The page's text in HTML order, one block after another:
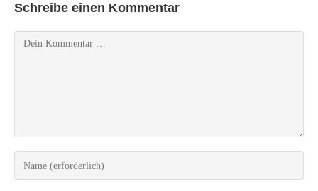
Schreibe einen Kommentar